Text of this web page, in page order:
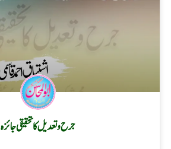
جرح و تعدیل کا تحقیقی جائزہ